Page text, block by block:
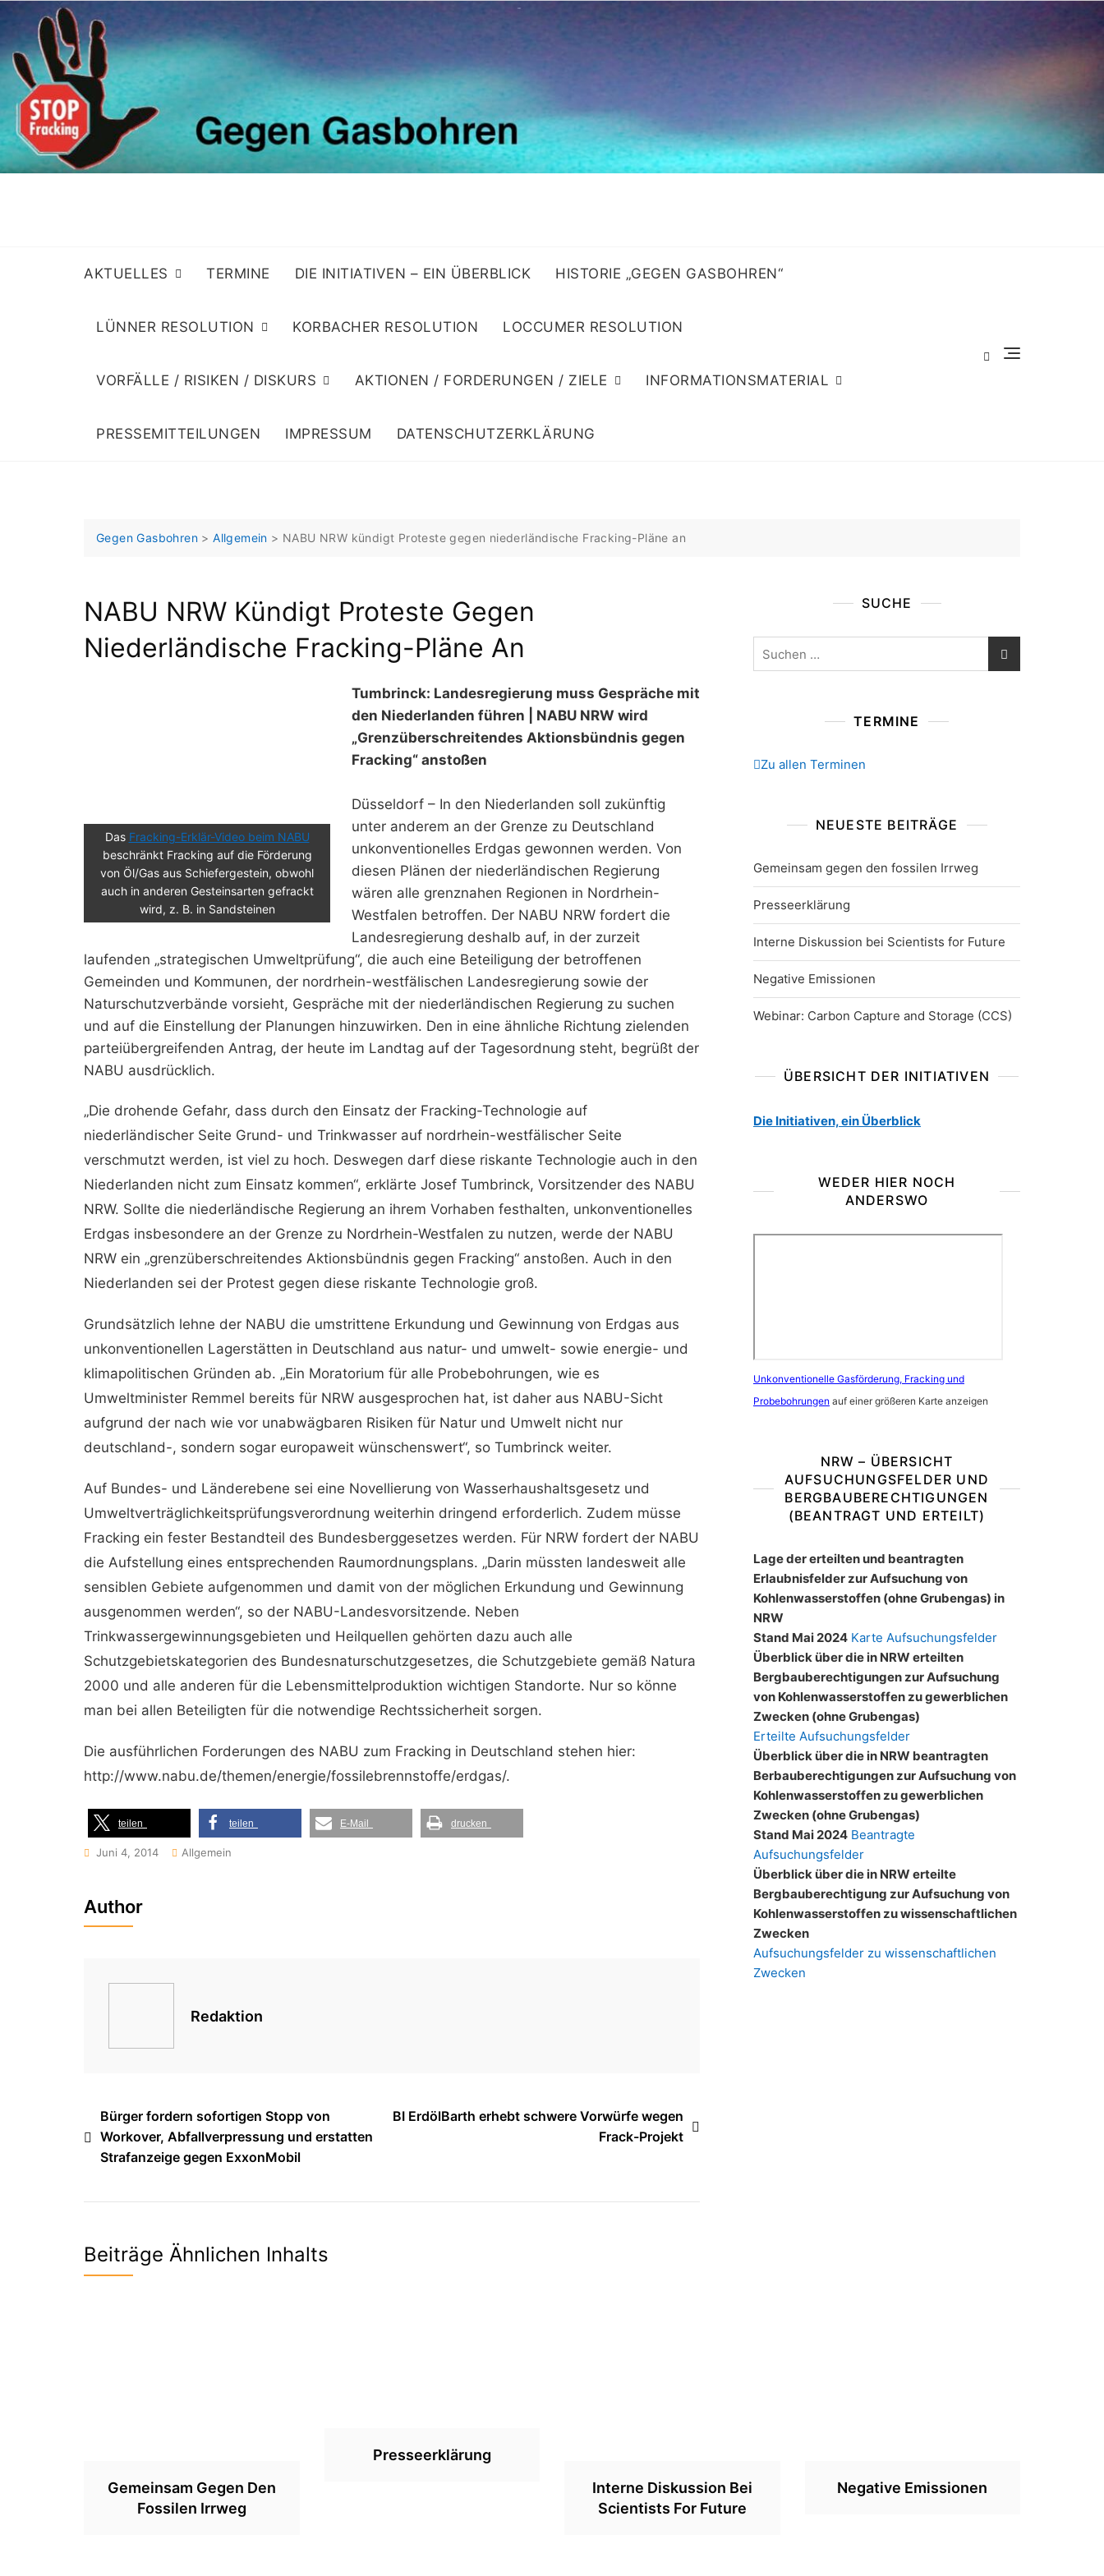
content
AKTUELLES TERMINE DIE INITIATIVEN – EIN ÜBERBLICK HISTORIE „GEGEN GASBOHREN“
LÜNNER RESOLUTION KORBACHER RESOLUTION LOCCUMER RESOLUTION
VORFÄLLE / RISIKEN / DISKURS AKTIONEN / FORDERUNGEN / ZIELE INFORMATIONSMATERIAL
PRESSEMITTEILUNGEN IMPRESSUM DATENSCHUTZERKLÄRUNG
Gegen Gasbohren >Allgemein > NABU NRW kündigt Proteste gegen niederländische Fracking-Pläne an
NABU NRW Kündigt Proteste Gegen
Niederländische Fracking-Pläne An
Das Fracking-Erklär-Video beim NABU
beschränkt Fracking auf die Förderung
von Öl/Gas aus Schiefergestein, obwohl
auch in anderen Gesteinsarten gefrackt
wird, z. B. in Sandsteinen
Tumbrinck: Landesregierung muss Gespräche mit
den Niederlanden führen | NABU NRW wird
„Grenzüberschreitendes Aktionsbündnis gegen
Fracking“ anstoßen
Düsseldorf – In den Niederlanden soll zukünftig
unter anderem an der Grenze zu Deutschland
unkonventionelles Erdgas gewonnen werden. Von
diesen Plänen der niederländischen Regierung
wären alle grenznahen Regionen in Nordrhein-
Westfalen betroffen. Der NABU NRW fordert die
Landesregierung deshalb auf, in der zurzeit
laufenden „strategischen Umweltprüfung“, die auch eine Beteiligung der betroffenen
Gemeinden und Kommunen, der nordrhein-westfälischen Landesregierung sowie der
Naturschutzverbände vorsieht, Gespräche mit der niederländischen Regierung zu suchen
und auf die Einstellung der Planungen hinzuwirken. Den in eine ähnliche Richtung zielenden
parteiübergreifenden Antrag, der heute im Landtag auf der Tagesordnung steht, begrüßt der
NABU ausdrücklich.
„Die drohende Gefahr, dass durch den Einsatz der Fracking-Technologie auf
niederländischer Seite Grund- und Trinkwasser auf nordrhein-westfälischer Seite
verschmutzt werden, ist viel zu hoch. Deswegen darf diese riskante Technologie auch in den
Niederlanden nicht zum Einsatz kommen“, erklärte Josef Tumbrinck, Vorsitzender des NABU
NRW. Sollte die niederländische Regierung an ihrem Vorhaben festhalten, unkonventionelles
Erdgas insbesondere an der Grenze zu Nordrhein-Westfalen zu nutzen, werde der NABU
NRW ein „grenzüberschreitendes Aktionsbündnis gegen Fracking“ anstoßen. Auch in den
Niederlanden sei der Protest gegen diese riskante Technologie groß.
Grundsätzlich lehne der NABU die umstrittene Erkundung und Gewinnung von Erdgas aus
unkonventionellen Lagerstätten in Deutschland aus natur- und umwelt- sowie energie- und
klimapolitischen Gründen ab. „Ein Moratorium für alle Probebohrungen, wie es
Umweltminister Remmel bereits für NRW ausgesprochen hat, ist daher aus NABU-Sicht
aufgrund der nach wie vor unabwägbaren Risiken für Natur und Umwelt nicht nur
deutschland-, sondern sogar europaweit wünschenswert“, so Tumbrinck weiter.
Auf Bundes- und Länderebene sei eine Novellierung von Wasserhaushaltsgesetz und
Umweltverträglichkeitsprüfungsverordnung weiterhin dringend erforderlich. Zudem müsse
Fracking ein fester Bestandteil des Bundesberggesetzes werden. Für NRW fordert der NABU
die Aufstellung eines entsprechenden Raumordnungsplans. „Darin müssten landesweit alle
sensiblen Gebiete aufgenommen und damit von der möglichen Erkundung und Gewinnung
ausgenommen werden“, so der NABU-Landesvorsitzende. Neben
Trinkwassergewinnungsgebieten und Heilquellen gehörten dazu auch alle
Schutzgebietskategorien des Bundesnaturschutzgesetzes, die Schutzgebiete gemäß Natura
2000 und alle anderen für die Lebensmittelproduktion wichtigen Standorte. Nur so könne
man bei allen Beteiligten für die notwendige Rechtssicherheit sorgen.
Die ausführlichen Forderungen des NABU zum Fracking in Deutschland stehen hier:
http://www.nabu.de/themen/energie/fossilebrennstoffe/erdgas/.
teilen teilen E-Mail drucken
Juni 4, 2014 Allgemein
Author
Redaktion
Beitragsnavigation
Bürger fordern sofortigen Stopp von
Workover, Abfallverpressung und erstatten
Strafanzeige gegen ExxonMobil
BI ErdölBarth erhebt schwere Vorwürfe wegen
Frack-Projekt
SUCHE
TERMINE
Zu allen Terminen
NEUESTE BEITRÄGE
Gemeinsam gegen den fossilen Irrweg
Presseerklärung
Interne Diskussion bei Scientists for Future
Negative Emissionen
Webinar: Carbon Capture and Storage (CCS)
ÜBERSICHT DER INITIATIVEN
Die Initiativen, ein Überblick
WEDER HIER NOCH
ANDERSWO
Unkonventionelle Gasförderung, Fracking und
Probebohrungen auf einer größeren Karte anzeigen
NRW – ÜBERSICHT
AUFSUCHUNGSFELDER UND
BERGBAUBERECHTIGUNGEN
(BEANTRAGT UND ERTEILT)
Lage der erteilten und beantragten
Erlaubnisfelder zur Aufsuchung von
Kohlenwasserstoffen (ohne Grubengas) in
NRW
Stand Mai 2024 Karte Aufsuchungsfelder
Überblick über die in NRW erteilten
Bergbauberechtigungen zur Aufsuchung
von Kohlenwasserstoffen zu gewerblichen
Zwecken (ohne Grubengas)
Erteilte Aufsuchungsfelder
Überblick über die in NRW beantragten
Berbauberechtigungen zur Aufsuchung von
Kohlenwasserstoffen zu gewerblichen
Zwecken (ohne Grubengas)
Stand Mai 2024 Beantragte
Aufsuchungsfelder
Überblick über die in NRW erteilte
Bergbauberechtigung zur Aufsuchung von
Kohlenwasserstoffen zu wissenschaftlichen
Zwecken
Aufsuchungsfelder zu wissenschaftlichen
Zwecken
Beiträge Ähnlichen Inhalts
Gemeinsam Gegen Den
Fossilen Irrweg
Presseerklärung
Interne Diskussion Bei
Scientists For Future
Negative Emissionen